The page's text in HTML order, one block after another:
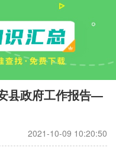
县政府工作报告—
2021-10-09 10:20:50